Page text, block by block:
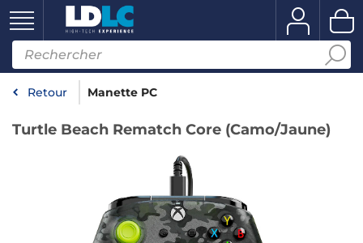
Retour Manette PC
Turtle Beach Rematch Core (Camo/Jaune)